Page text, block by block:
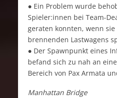
● Ein Problem wurde
Spieler:innen bei Team-
geraten konnten, wenn
brennenden Lastwagens
● Der Spawnpunkt eines
befand sich zu nah an
Bereich von Pax Armata
Manhattan Bridge